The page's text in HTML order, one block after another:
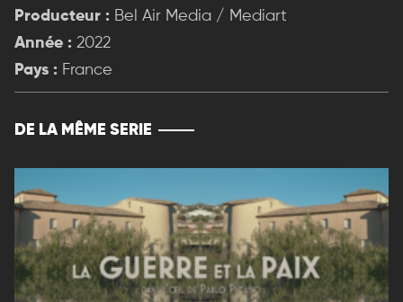
Producteur : Bel Air Media / Mediart
Année : 2022
Pays : France
DE LA MÊME SERIE